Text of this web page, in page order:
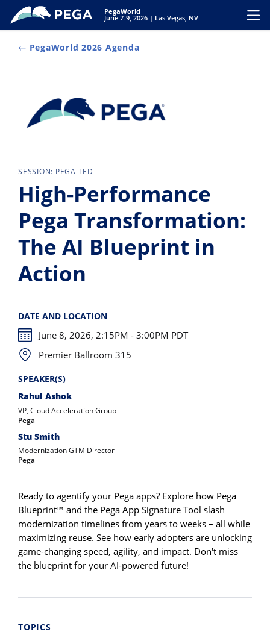
Pular para o conteúdo principal
PegaWorld
June 7-9, 2026 | Las Vegas, NV
PegaWorld 2026 Agenda
SESSION: PEGA-LED
High-Performance
Pega Transformation:
The AI Blueprint in
Action
DATE AND LOCATION
June 8, 2026, 2:15PM - 3:00PM PDT
Premier Ballroom 315
SPEAKER(S)
Rahul Ashok
VP, Cloud Acceleration Group
Pega
Stu Smith
Modernization GTM Director
Pega
Ready to agentify your Pega apps? Explore how Pega
Blueprint™ and the Pega App Signature Tool slash
modernization timelines from years to weeks – all while
maximizing reuse. See how early adopters are unlocking
game-changing speed, agility, and impact. Don't miss
the blueprint for your AI-powered future!
TOPICS